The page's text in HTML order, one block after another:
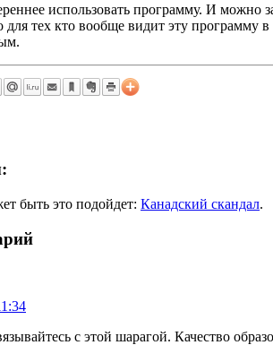
использовать программу. И можно
для тех кто вообще видит эту программу
быть это подойдет: Канадский скандал.
с этой шарагой. Качество